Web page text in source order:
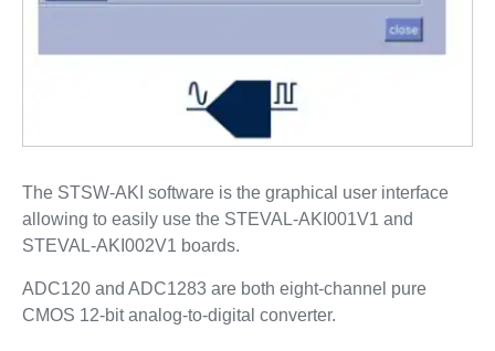
The STSW-AKI software is the graphical user interface
allowing to easily use the STEVAL-AKI001V1 and
STEVAL-AKI002V1 boards.
ADC120 and ADC1283 are both eight-channel pure
CMOS 12-bit analog-to-digital converter.